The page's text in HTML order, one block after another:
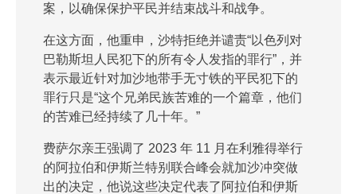
案，以确保保护平民并结束战斗和战争。
在这方面，他重申，沙特拒绝并谴责“以色列对
巴勒斯坦人民犯下的所有令人发指的罪行”，并
表示最近针对加沙地带手无寸铁的平民犯下的
罪行只是“这个兄弟民族苦难的一个篇章，他们
的苦难已经持续了几十年。”
费萨尔亲王强调了 2023 年 11 月在利雅得举行
的阿拉伯和伊斯兰特别联合峰会就加沙冲突做
出的决定，他说这些决定代表了阿拉伯和伊斯